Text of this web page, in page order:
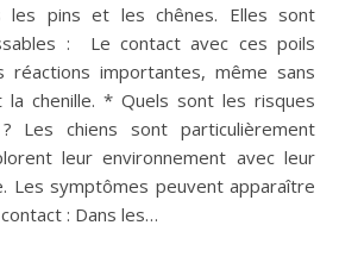
les pins et les chênes. Elles sont
: Le contact avec ces poils
importantes, même sans
la chenille. * Quels sont les risques
Les chiens sont particulièrement
leur environnement avec leur
Les symptômes peuvent apparaître
: Dans les…